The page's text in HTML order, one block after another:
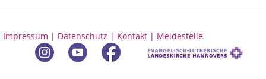
Impressum | Datenschutz | Kontakt | Meldestelle